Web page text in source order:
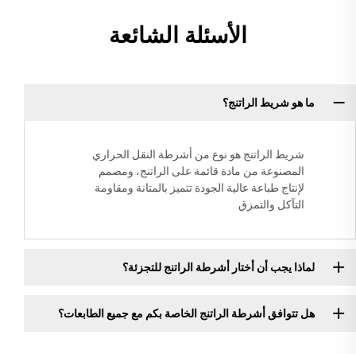
الأسئلة الشائعة
ما هو شريط الراتنج؟
شريط الراتنج هو نوع من أشرطة النقل الحراري
المصنوعة من مادة قائمة على الراتنج، ومصمم
لإنتاج طباعة عالية الجودة تتميز بالمتانة ومقاومة
التآكل والتمزق
لماذا يجب أن أختار أشرطة الراتنج للتجزئة؟
هل تتوافق أشرطة الراتنج الخاصة بكم مع جميع الطابعات؟